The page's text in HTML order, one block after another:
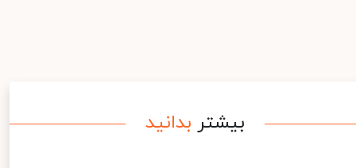
بیشتر بدانید